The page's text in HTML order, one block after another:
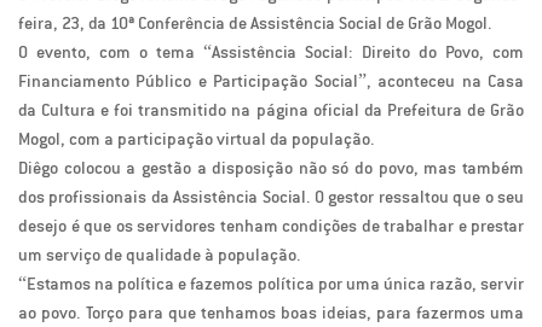
feira, 23, da 10ª Conferência de Assistência Social de Grão Mogol.
O evento, com o tema “Assistência Social: Direito do Povo, com
Financiamento Público e Participação Social”, aconteceu na Casa
da Cultura e foi transmitido na página oficial da Prefeitura de Grão
Mogol, com a participação virtual da população.
Diêgo colocou a gestão a disposição não só do povo, mas também
dos profissionais da Assistência Social. O gestor ressaltou que o seu
desejo é que os servidores tenham condições de trabalhar e prestar
um serviço de qualidade à população.
“Estamos na política e fazemos política por uma única razão, servir
ao povo. Torço para que tenhamos boas ideias, para fazermos uma